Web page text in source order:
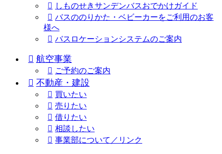
しものせきサンデンバスおでかけガイド
バスののりかた・ベビーカーをご利用のお客
様へ
バスロケーションシステムのご案内
航空事業
ご予約のご案内
不動産・建設
買いたい
売りたい
借りたい
相談したい
事業部について／リンク